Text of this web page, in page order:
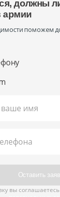
должны
армии
поможем
ваше имя
Оставить
вы соглашаетесь